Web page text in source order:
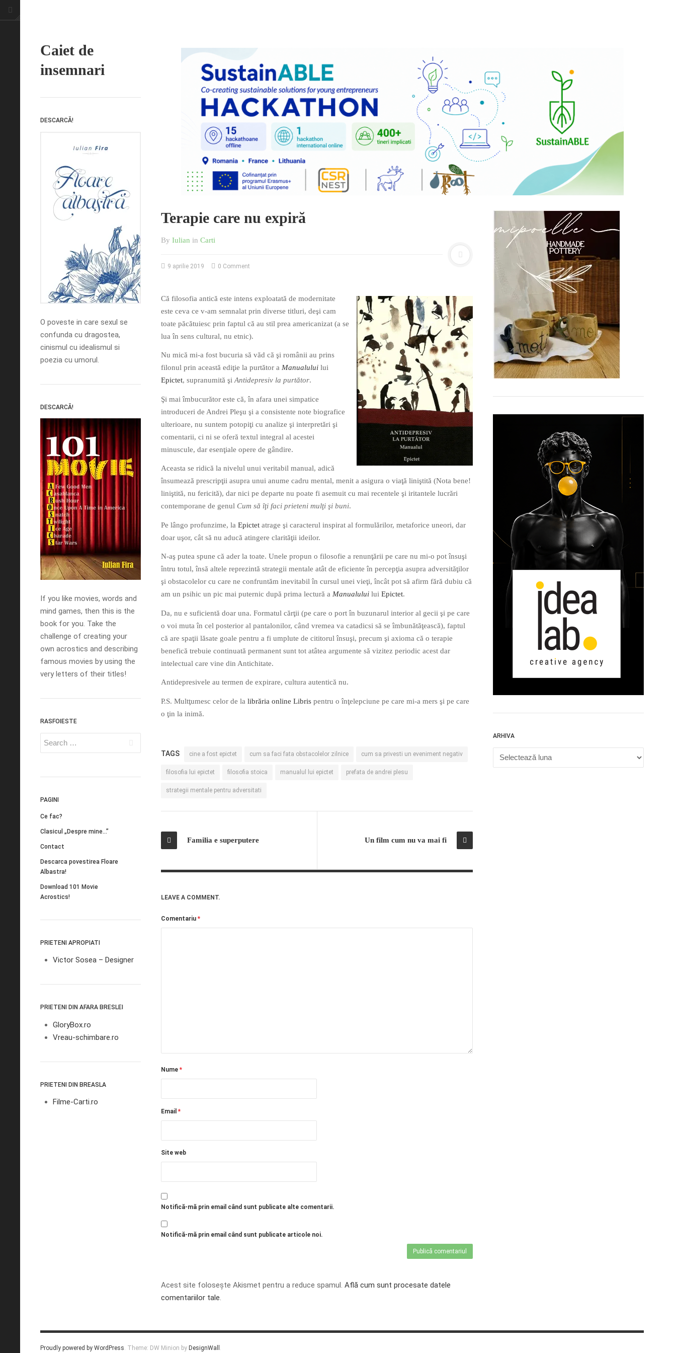
Caiet de
insemnari
DESCARCĂ!
O poveste in care sexul se
confunda cu dragostea,
cinismul cu idealismul si
poezia cu umorul.
DESCARCĂ!
If you like movies, words and
mind games, then this is the
book for you. Take the
challenge of creating your
own acrostics and describing
famous movies by using the
very letters of their titles!
RASFOIESTE
PAGINI
Ce fac?
Clasicul „Despre mine…”
Contact
Descarca povestirea Floare
Albastra!
Download 101 Movie
Acrostics!
PRIETENI APROPIATI
Victor Sosea – Designer
PRIETENI DIN AFARA BRESLEI
GloryBox.ro
Vreau-schimbare.ro
PRIETENI DIN BREASLA
Filme-Carti.ro
Terapie care nu expiră
By Iulian in Carti
9 aprilie 2019 0 Comment
Că filosofia antică este intens exploatată de modernitate
este ceva ce v-am semnalat prin diverse titluri, deşi cam
toate păcătuiesc prin faptul că au stil prea americanizat (a se
lua în sens cultural, nu etnic).
Nu mică mi-a fost bucuria să văd că şi românii au prins
filonul prin această ediţie la purtător a Manualului lui
Epictet, supranumită şi Antidepresiv la purtător.
Şi mai îmbucurător este că, în afara unei simpatice
introduceri de Andrei Pleşu şi a consistente note biografice
ulterioare, nu suntem potopiţi cu analize şi interpretări şi
comentarii, ci ni se oferă textul integral al acestei
minuscule, dar esenţiale opere de gândire.
Aceasta se ridică la nivelul unui veritabil manual, adică
însumează prescripţii asupra unui anume cadru mental, menit a asigura o viaţă liniştită (Nota bene!
liniştită, nu fericită), dar nici pe departe nu poate fi asemuit cu mai recentele şi iritantele lucrări
contemporane de genul Cum să îţi faci prieteni mulţi şi buni.
Pe lângo profunzime, la Epictet atrage şi caracterul inspirat al formulărilor, metaforice uneori, dar
doar uşor, cât să nu aducă atingere clarităţii ideilor.
N-aş putea spune că ader la toate. Unele propun o filosofie a renunţării pe care nu mi-o pot însuşi
întru totul, însă altele reprezintă strategii mentale atât de eficiente în percepţia asupra adversităţilor
şi obstacolelor cu care ne confruntăm inevitabil în cursul unei vieţi, încât pot să afirm fără dubiu că
am un psihic un pic mai puternic după prima lectură a Manualului lui Epictet.
Da, nu e suficientă doar una. Formatul cărţii (pe care o port în buzunarul interior al gecii şi pe care
o voi muta în cel posterior al pantalonilor, când vremea va catadicsi să se îmbunătăţească), faptul
că are spaţii lăsate goale pentru a fi umplute de cititorul însuşi, precum şi axioma că o terapie
benefică trebuie continuată permanent sunt tot atâtea argumente să vizitez periodic acest dar
intelectual care vine din Antichitate.
Antidepresivele au termen de expirare, cultura autentică nu.
P.S. Multţumesc celor de la librăria online Libris pentru o înţelepciune pe care mi-a mers şi pe care
o ţin la inimă.
TAGS cine a fost epictet cum sa faci fata obstacolelor zilnice cum sa privesti un eveniment negativ
filosofia lui epictet filosofia stoica manualul lui epictet prefata de andrei plesu
strategii mentale pentru adversitati
Familia e superputere Un film cum nu va mai fi
LEAVE A COMMENT.
Comentariu *
Nume *
Email *
Site web
Notifică-mă prin email când sunt publicate alte comentarii.
Notifică-mă prin email când sunt publicate articole noi.
Acest site folosește Akismet pentru a reduce spamul. Află cum sunt procesate datele
comentariilor tale
ARHIVA
Arhiva
Proudly powered by WordPress. Theme: DW Minion by DesignWall .